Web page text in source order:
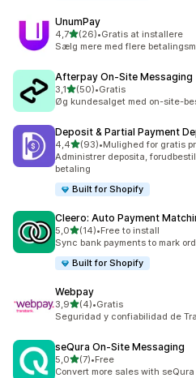
UnumPay
4,7ud af 5 stjerner
(26)
26 anmeldelser i alt
•Gratis at installere
Sælg mere med flere
Afterpay On‑Site Messaging
3,1ud af 5 stjerner
(50)
50 anmeldelser i alt
•Gratis
Øg kundesalget med on-site-
Deposit & Partial Payment
4,4ud af 5 stjerner
(93)
93 anmeldelser i alt
•Mulighed for gratis
Administrer deposita,
betaling
Built for Shopify
Cleero: Auto Payment
5,0ud af 5 stjerner
(14)
14 anmeldelser i alt
•Free to install
Sync bank payments to mark
Built for Shopify
Webpay
3,9ud af 5 stjerner
(4)
4 anmeldelser i alt
•Gratis
Seguridad y confiabilidad de
seQura On‑Site Messaging
5,0ud af 5 stjerner
(7)
7 anmeldelser i alt
•Free
Convert more sales with seQura